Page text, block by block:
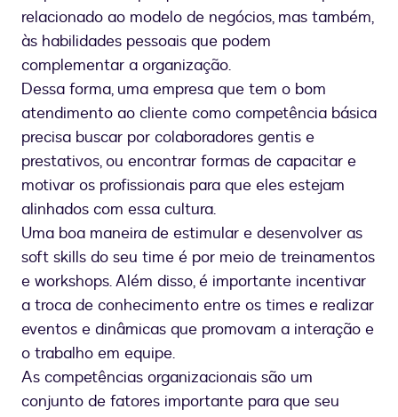
relacionado ao modelo de negócios, mas também,
às habilidades pessoais que podem
complementar a organização.
Dessa forma, uma empresa que tem o bom
atendimento ao cliente como competência básica
precisa buscar por colaboradores gentis e
prestativos, ou encontrar formas de capacitar e
motivar os profissionais para que eles estejam
alinhados com essa cultura.
Uma boa maneira de estimular e desenvolver as
soft skills do seu time é por meio de treinamentos
e workshops. Além disso, é importante incentivar
a troca de conhecimento entre os times e realizar
eventos e dinâmicas que promovam a interação e
o trabalho em equipe.
As competências organizacionais são um
conjunto de fatores importante para que seu